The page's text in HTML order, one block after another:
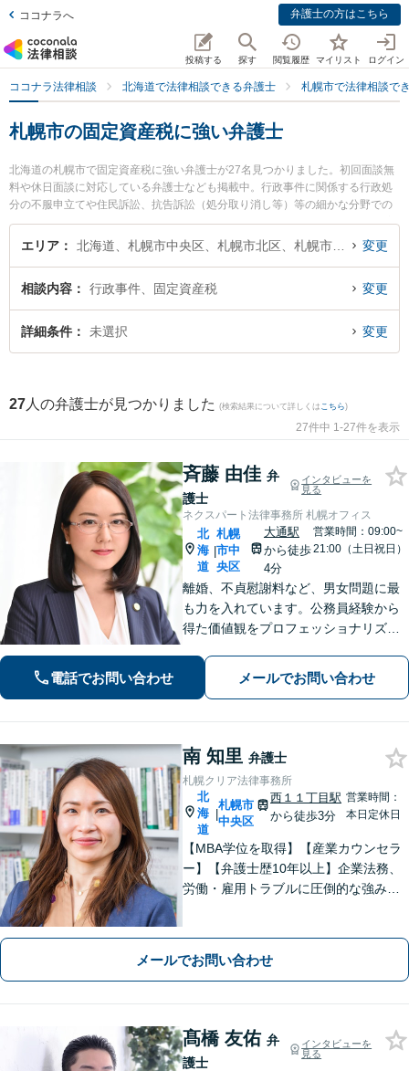
ココナラへ 弁護士の方はこちら
投稿する 探す 閲覧履歴 マイリスト ログイン
ココナラ法律相談 北海道で法律相談できる弁護士 札幌市で法律相談で
札幌市の固定資産税に強い弁護士
北海道の札幌市で固定資産税に強い弁護士が27名見つかりました。初回面談無
料や休日面談に対応している弁護士なども掲載中。行政事件に関係する行政処
分の不服申立てや住民訴訟、抗告訴訟（処分取り消し等）等の細かな分野での
絞り込み検索もでき便利です。特にネクスパート法律事務所 札幌オフィスの斉
藤 由佳弁護士や札幌クリア法律事務所の南 知里弁護士、さっぽろ法律事務所の
に相談したい』『固定資産税のトラブル解決の実績豊富な近くの弁護士を検索
したい』『初回相談無料で固定資産税を法律相談できる札幌市内の弁護士に相
談予約したい』などでお困りの相談者さんにおすすめです。
エリア 変更
相談内容 行政事件、固定資産税 変更
詳細条件 未選択 変更
27 人の弁護士が見つかりました (検索結果について詳しくは こちら)
27件中 1-27件を表示
斉藤 由佳 弁
護士
インタビューを
見る
ネクスパート法律事務所 札幌オフィス
北
海
道
|
札幌
市中
央区
大通駅
から徒歩
4分
営業時間：09:00~
21:00（土日祝日）
離婚、不貞慰謝料など、男女問題に最
も力を入れています。公務員経験から
得た価値観をプロフェッショナリズム
ながら、正確な情報提供と誠実なコミ
ュニケーションを心がけて、最善の解
電話でお問い合わせ メールでお問い合わせ
南 知里 弁護士
札幌クリア法律事務所
北
海
道
|
札幌市
中央区
西１１丁目駅
から徒歩3分
営業時間：
本日定休日
【MBA学位を取得】【産業カウンセラ
ー】【弁護士歴10年以上】企業法務、
労働・雇用トラブルに圧倒的な強みあ
い説明【初回相談無料】
メールでお問い合わせ
髙橋 友佑 弁
護士
インタビューを
見る